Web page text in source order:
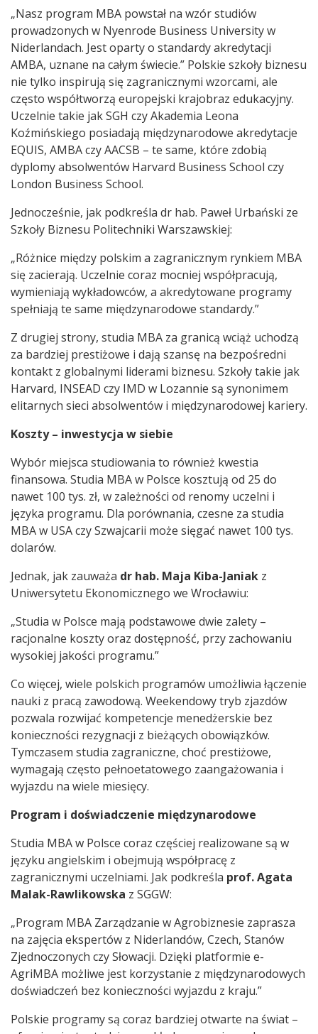
„Nasz program MBA powstał na wzór studiów
prowadzonych w Nyenrode Business University w
Niderlandach. Jest oparty o standardy akredytacji
AMBA, uznane na całym świecie.” Polskie szkoły biznesu
nie tylko inspirują się zagranicznymi wzorcami, ale
często współtworzą europejski krajobraz edukacyjny.
Uczelnie takie jak SGH czy Akademia Leona
Koźmińskiego posiadają międzynarodowe akredytacje
EQUIS, AMBA czy AACSB – te same, które zdobią
dyplomy absolwentów Harvard Business School czy
London Business School.
Jednocześnie, jak podkreśla dr hab. Paweł Urbański ze
Szkoły Biznesu Politechniki Warszawskiej:
„Różnice między polskim a zagranicznym rynkiem MBA
się zacierają. Uczelnie coraz mocniej współpracują,
wymieniają wykładowców, a akredytowane programy
spełniają te same międzynarodowe standardy.”
Z drugiej strony, studia MBA za granicą wciąż uchodzą
za bardziej prestiżowe i dają szansę na bezpośredni
kontakt z globalnymi liderami biznesu. Szkoły takie jak
Harvard, INSEAD czy IMD w Lozannie są synonimem
elitarnych sieci absolwentów i międzynarodowej kariery.
Koszty – inwestycja w siebie
Wybór miejsca studiowania to również kwestia
finansowa. Studia MBA w Polsce kosztują od 25 do
nawet 100 tys. zł, w zależności od renomy uczelni i
języka programu. Dla porównania, czesne za studia
MBA w USA czy Szwajcarii może sięgać nawet 100 tys.
dolarów.
Jednak, jak zauważa dr hab. Maja Kiba-Janiak z
Uniwersytetu Ekonomicznego we Wrocławiu:
„Studia w Polsce mają podstawowe dwie zalety –
racjonalne koszty oraz dostępność, przy zachowaniu
wysokiej jakości programu.”
Co więcej, wiele polskich programów umożliwia łączenie
nauki z pracą zawodową. Weekendowy tryb zjazdów
pozwala rozwijać kompetencje menedżerskie bez
konieczności rezygnacji z bieżących obowiązków.
Tymczasem studia zagraniczne, choć prestiżowe,
wymagają często pełnoetatowego zaangażowania i
wyjazdu na wiele miesięcy.
Program i doświadczenie międzynarodowe
Studia MBA w Polsce coraz częściej realizowane są w
języku angielskim i obejmują współpracę z
zagranicznymi uczelniami. Jak podkreśla prof. Agata
Malak-Rawlikowska z SGGW:
„Program MBA Zarządzanie w Agrobiznesie zaprasza
na zajęcia ekspertów z Niderlandów, Czech, Stanów
Zjednoczonych czy Słowacji. Dzięki platformie e-
AgriMBA możliwe jest korzystanie z międzynarodowych
doświadczeń bez konieczności wyjazdu z kraju.”
Polskie programy są coraz bardziej otwarte na świat –